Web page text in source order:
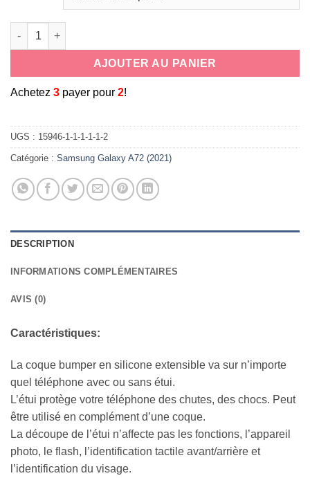
quantité de coque souple antichoc en silicone cordon tour de
AJOUTER AU PANIER
Achetez 3 payer pour 2!
UGS : 15946-1-1-1-1-1-2
Catégorie : Samsung Galaxy A72 (2021)
DESCRIPTION
INFORMATIONS COMPLÉMENTAIRES
AVIS (0)
Caractéristiques:
La coque bumper en silicone extensible va sur n’importe
quel téléphone avec ou sans étui.
L’étui protège votre téléphone des chutes, des chocs. Peut
être utilisé en complément d’une coque.
La découpe de l’étui n’affecte pas les fonctions, l’appareil
photo, le flash, l’identification tactile avant/arrière et
l’identification du visage.